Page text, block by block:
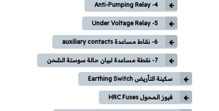
لستة أسعار
اتصالات
ميكانيكا
4- Anti-Pumping Relay
5- Under Voltage Relay
6- نقاط مساعدة auxiliary contacts
7- نقطة مساعدة لبيان حالة سوستة الشحن
سكينة التأريض Earthing Switch
فيوز المحول HRC Fuses